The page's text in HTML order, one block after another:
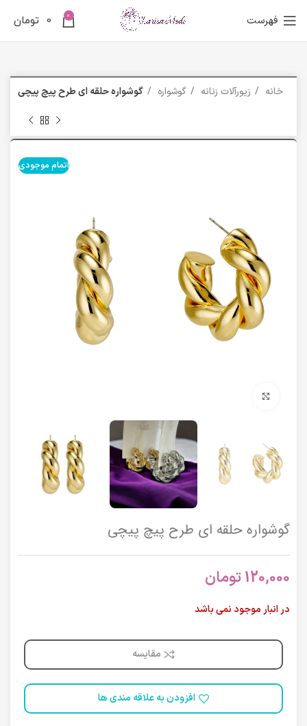
فهرست 0
0 تومان
خانه زیورآلات زنانه گوشواره گوشواره حلقه ای طرح پیچ پیچی
اتمام موجودی
گوشواره حلقه ای طرح پیچ پیچی
120,000تومان
در انبار موجود نمی باشد
مقایسه
افزودن به علاقه مندی ها